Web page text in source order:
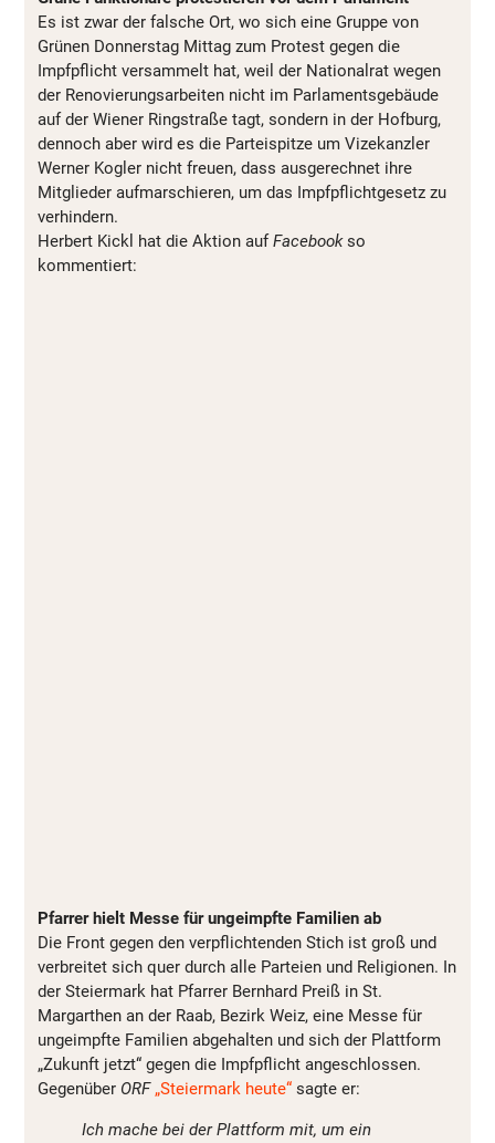
Es ist zwar der falsche Ort, wo sich eine Gruppe von
Grünen Donnerstag Mittag zum Protest gegen die
Impfpflicht versammelt hat, weil der Nationalrat wegen
der Renovierungsarbeiten nicht im Parlamentsgebäude
auf der Wiener Ringstraße tagt, sondern in der Hofburg,
dennoch aber wird es die Parteispitze um Vizekanzler
Werner Kogler nicht freuen, dass ausgerechnet ihre
Mitglieder aufmarschieren, um das Impfpflichtgesetz zu
verhindern.
Herbert Kickl hat die Aktion auf Facebookso
kommentiert:
Pfarrer hielt Messe für ungeimpfte Familien ab
Die Front gegen den verpflichtenden Stich ist groß und
verbreitet sich quer durch alle Parteien und Religionen. In
der Steiermark hat Pfarrer Bernhard Preiß in St.
Margarthen an der Raab, Bezirk Weiz, eine Messe für
ungeimpfte Familien abgehalten und sich der Plattform
„Zukunft jetzt“ gegen die Impfpflicht angeschlossen.
Gegenüber ORF „Steiermark heute“ sagte er:
Ich mache bei der Plattform mit, um ein